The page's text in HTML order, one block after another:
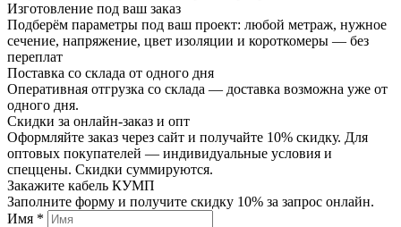
Изготовление под ваш заказ
Подберём параметры под ваш проект: любой метраж, нужное
сечение, напряжение, цвет изоляции и короткомеры — без
переплат
Поставка со склада от одного дня
Оперативная отгрузка со склада — доставка возможна уже от
одного дня.
Скидки за онлайн-заказ и опт
Оформляйте заказ через сайт и получайте 10% скидку. Для
оптовых покупателей — индивидуальные условия и
спеццены. Скидки суммируются.
Закажите кабель КУМП
Заполните форму и получите скидку 10% за запрос онлайн.
Имя *